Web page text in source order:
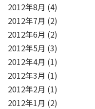
2012年8月 (4)
2012年7月 (2)
2012年6月 (2)
2012年5月 (3)
2012年4月 (1)
2012年3月 (1)
2012年2月 (1)
2012年1月 (2)